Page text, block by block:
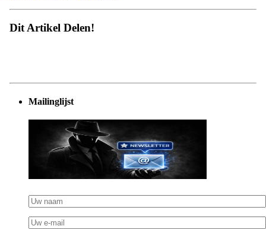
Dit Artikel Delen!
Mailinglijst